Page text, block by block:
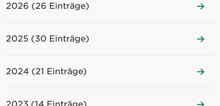
2026 (26 Einträge)
2025 (30 Einträge)
2024 (21 Einträge)
2023 (14 Einträge)